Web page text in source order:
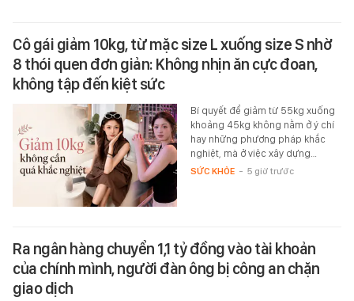
Cô gái giảm 10kg, từ mặc size L xuống size S nhờ
8 thói quen đơn giản: Không nhịn ăn cực đoan,
không tập đến kiệt sức
Bí quyết để giảm từ 55kg xuống
khoảng 45kg không nằm ở ý chí
hay những phương pháp khắc
nghiệt, mà ở việc xây dựng…
SỨC KHỎE - 5 giờ trước
Ra ngân hàng chuyển 1,1 tỷ đồng vào tài khoản
của chính mình, người đàn ông bị công an chặn
giao dịch